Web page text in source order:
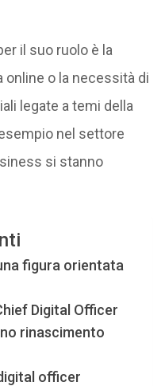
il suo ruolo è la
online o la necessità di
legate a temi della
nel settore
si stanno
figura orientata
Digital Officer
rinascimento
officer